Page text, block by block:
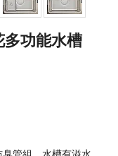
功能水槽
管組，水槽有溢水